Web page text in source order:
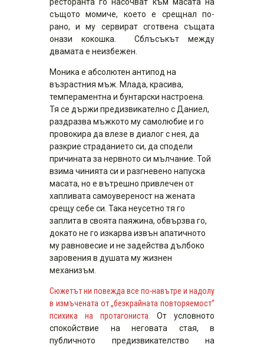
същото момиче, което е срещнал по-
рано, и му сервират сготвена същата
онази кокошка. Сблъсъкът между
двамата е неизбежен.
Моника е абсолютен антипод на
възрастния мъж. Млада, красива,
темпераментна и бунтарски настроена.
Тя се държи предизвикателно с Даниел,
раздразва мъжкото му самолюбие и го
провокира да влезе в диалог с нея, да
разкрие страданието си, да сподели
причината за нервното си мълчание. Той
взима чинията си и разгневено напуска
масата, но е вътрешно привлечен от
хапливата самоувереност на жената
срещу себе си. Така неусетно тя го
заплита в своята паяжина, обвързва го,
докато не го изкарва извън апатичното
му равновесие и не задейства дълбоко
заровения в душата му жизнен
механизъм.
Сюжетът ни повежда все по-навътре и надолу
в измъчената от „безкрайната повторяемост“
психика на протагониста.
От условното
спокойствие на неговата стая, в
публичното предизвикателство на